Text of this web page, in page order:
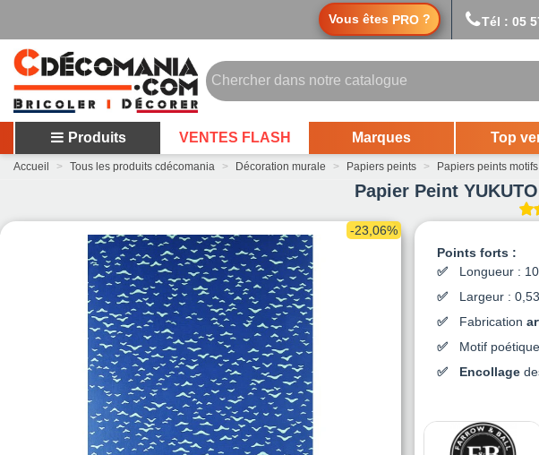
Vous êtes PRO ? Tél : 05
Produits VENTES FLASH Marques Top
Accueil > Tous les produits cdécomania > Décoration murale > Papiers peints > Papiers peints
Papier Peint
-23,06%
Points forts :
Longueur :
Largeur :
Fabrication
Motif
Encollage